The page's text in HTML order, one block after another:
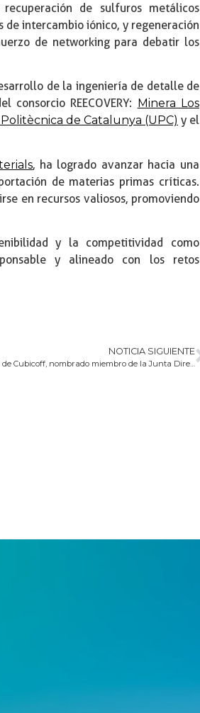
de sulfuros metálicos
intercambio iónico, y regeneración
de networking para debatir los
de la ingeniería de detalle de
REECOVERY:
Minera Los
de Catalunya (UPC) y el
, ha logrado avanzar hacia una
de materias primas críticas.
en recursos valiosos, promoviendo
y la competitividad como
y alineado con los retos
NOTICIA SIGUIENTE
David Pérez Sigüenza, CEO de Cubicoff, nombrado miembro de la Junta Directiva del Iberian Sustainable Mining Cluster (ISMC)